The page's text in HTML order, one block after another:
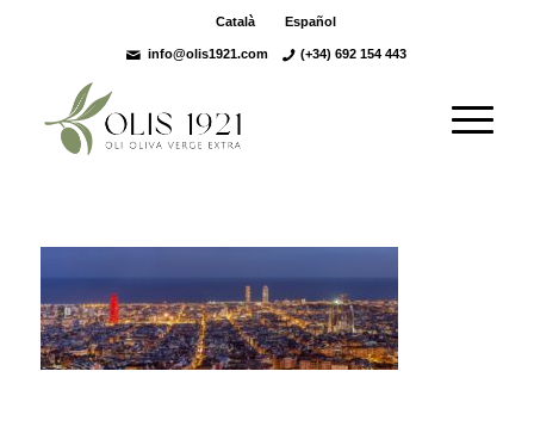
Català Español
info@olis1921.com (+34) 692 154 443